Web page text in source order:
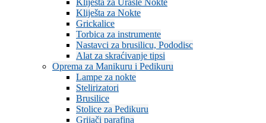
Kliješta za Urasle Nokte
Kliješta za Nokte
Grickalice
Torbica za instrumente
Nastavci za brusilicu, Pododisc
Alat za skraćivanje tipsi
Oprema za Manikuru i Pedikuru
Lampe za nokte
Stelirizatori
Brusilice
Stolice za Pedikuru
Grijači parafina